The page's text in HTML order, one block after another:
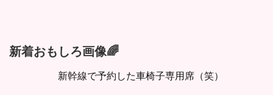
新着おもしろ画像🌈
新幹線で予約した車椅子専用席（笑）